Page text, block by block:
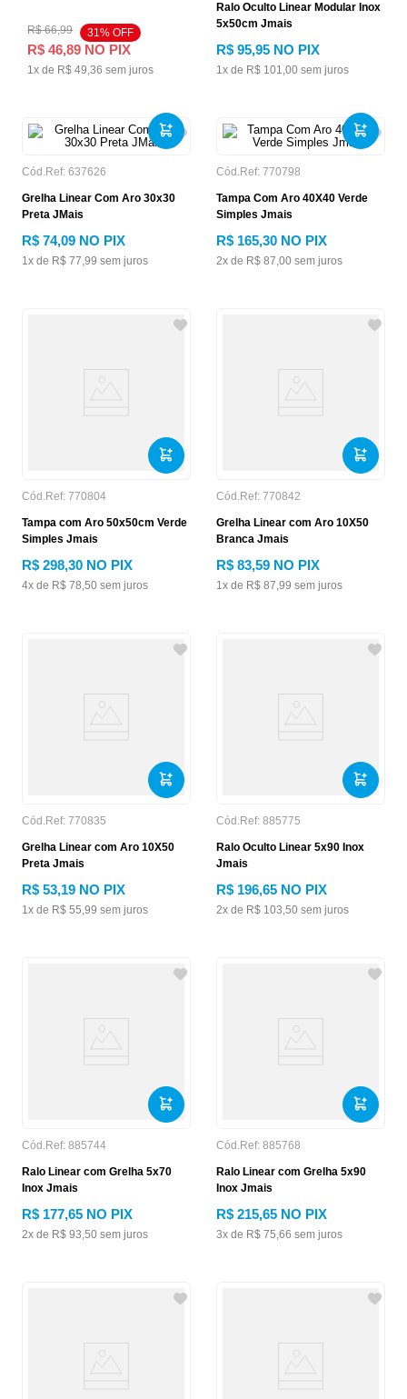
R$ 66,99 31% OFF
R$ 46,89 NO PIX
1x de R$ 49,36 sem juros
Ralo Oculto Linear Modular Inox
5x50cm Jmais
R$ 95,95 NO PIX
1x de R$ 101,00 sem juros
Cód.Ref: 637626
Grelha Linear Com Aro 30x30
Preta JMais
R$ 74,09 NO PIX
1x de R$ 77,99 sem juros
Cód.Ref: 770798
Tampa Com Aro 40X40 Verde
Simples Jmais
R$ 165,30 NO PIX
2x de R$ 87,00 sem juros
Cód.Ref: 770804
Tampa com Aro 50x50cm Verde
Simples Jmais
R$ 298,30 NO PIX
4x de R$ 78,50 sem juros
Cód.Ref: 770842
Grelha Linear com Aro 10X50
Branca Jmais
R$ 83,59 NO PIX
1x de R$ 87,99 sem juros
Cód.Ref: 770835
Grelha Linear com Aro 10X50
Preta Jmais
R$ 53,19 NO PIX
1x de R$ 55,99 sem juros
Cód.Ref: 885775
Ralo Oculto Linear 5x90 Inox
Jmais
R$ 196,65 NO PIX
2x de R$ 103,50 sem juros
Cód.Ref: 885744
Ralo Linear com Grelha 5x70
Inox Jmais
R$ 177,65 NO PIX
2x de R$ 93,50 sem juros
Cód.Ref: 885768
Ralo Linear com Grelha 5x90
Inox Jmais
R$ 215,65 NO PIX
3x de R$ 75,66 sem juros